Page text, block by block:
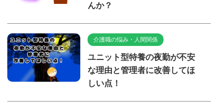
んか？
介護職の悩み・人間関係
ユニット型特養の夜勤が不安
な理由と管理者に改善してほ
しい点！